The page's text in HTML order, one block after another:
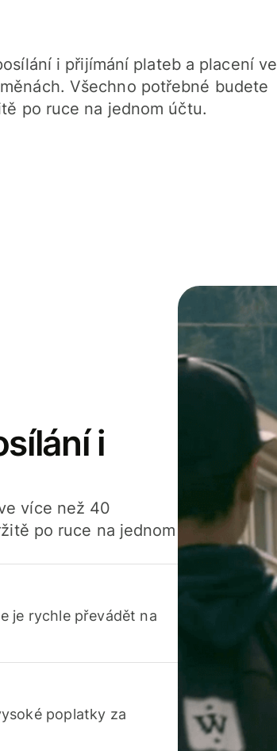
i přijímání plateb a placení ve
Všechno potřebné budete
po ruce na jednom účtu.
i
více než 40
po ruce na jednom
je rychle převádět na
poplatky za